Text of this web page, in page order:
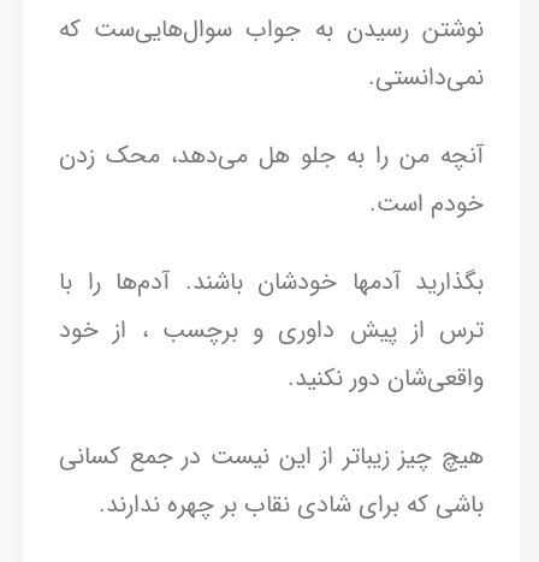
نوشتن رسیدن به جواب سوال‌هایی‌ست که
نمی‌دانستی.
آنچه من را به جلو هل می‌دهد، محک زدن
خودم است.
بگذارید آدمها خودشان باشند. آدم‌ها را با
ترس از پیش داوری و برچسب ، از خود
واقعی‌شان دور نکنید.
هیچ چیز زیباتر از این نیست در جمع کسانی
باشی که برای شادی نقاب بر چهره ندارند.